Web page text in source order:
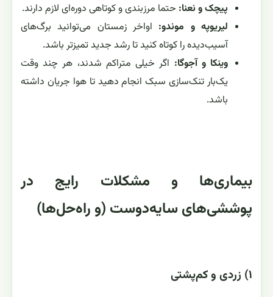
پیچک و نعنا: حتما مرزبندی و کوتاهی دوره‌ای لازم دارند.
لیریوپه و موندو: اواخر زمستان می‌توانید برگ‌های
آسیب‌دیده را کوتاه کنید تا رشد جدید تمیزتر باشد.
وینکا و آجوگا: اگر خیلی متراکم شدند، هر چند وقت
یک‌بار تنک‌سازی سبک انجام دهید تا هوا جریان داشته
باشد.
بیماری‌ها و مشکلات رایج در
پوششی‌های سایه‌دوست (و راه‌حل‌ها)
۱) زردی و کم‌پشتی